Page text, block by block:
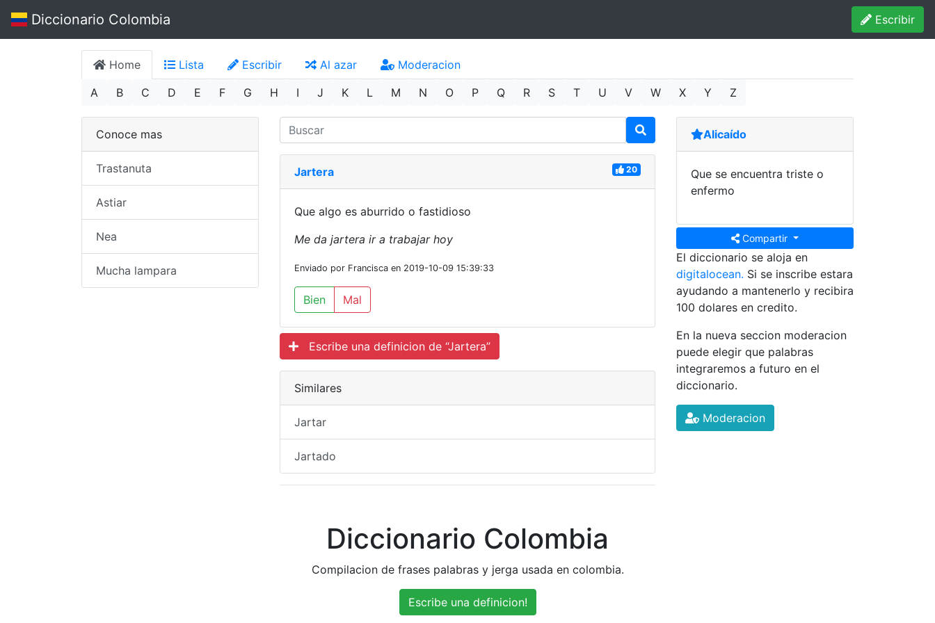
Diccionario Colombia Escribir
Home Lista Escribir Al azar
Moderacion
A
B C D E F G H I J K L M N O P Q R S T U V W X Y Z
Jartera 20
Que algo es aburrido o fastidioso
Me da jartera ir a trabajar hoy
Enviado por Francisca en 2019-10-09 15:39:33
Bien Mal
Escribe una definicion de “Jartera”
Similares
Jartar
Jartado
Conoce mas
Trastanuta
Astiar
Nea
Mucha lampara
Alicaído
Que se encuentra triste o
enfermo
Compartir
El diccionario se aloja en
digitalocean. Si se inscribe estara
ayudando a mantenerlo y recibira
100 dolares en credito.
En la nueva seccion moderacion
puede elegir que palabras
integraremos a futuro en el
diccionario.
Moderacion
Diccionario Colombia
Compilacion de frases palabras y jerga usada en colombia.
Escribe una definicion!